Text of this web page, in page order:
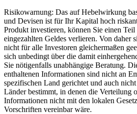
Risikowarnung: Das auf Hebelwirkung
und Devisen ist für Ihr Kapital hoch
Produkt investieren, können Sie einen
eingezahlten Geldes verlieren. Von daher
nicht für alle Investoren gleichermaßen
sich unbedingt über die damit
Sie nötigenfalls unabhängige Beratung.
enthaltenen Informationen sind nicht an
spezifischen Land gerichtet und auch
Länder bestimmt, in denen die Verteilung
Informationen nicht mit den lokalen
Vorschriften vereinbar wäre.